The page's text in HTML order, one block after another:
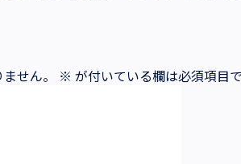
せん。
※ が付いている欄は必須項目